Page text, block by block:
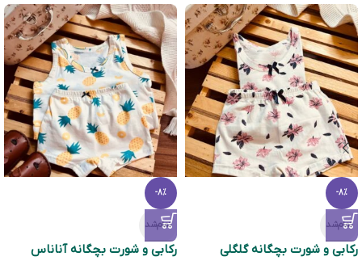
-8%
تمام‌شد
رکابی و شورت بچگانه گلگلی
-8%
تمام‌شد
رکابی و شورت بچگانه آناناس